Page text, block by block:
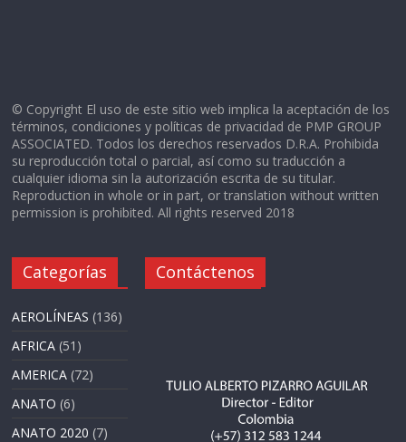
© Copyright El uso de este sitio web implica la aceptación de los
términos, condiciones y políticas de privacidad de PMP GROUP
ASSOCIATED. Todos los derechos reservados D.R.A. Prohibida
su reproducción total o parcial, así como su traducción a
cualquier idioma sin la autorización escrita de su titular.
Reproduction in whole or in part, or translation without written
permission is prohibited. All rights reserved 2018
Categorías
AEROLÍNEAS (136)
AFRICA (51)
AMERICA (72)
ANATO (6)
ANATO 2020 (7)
Contáctenos